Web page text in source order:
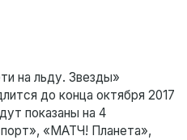
на льду. Звезды»
до конца октября 2017
показаны на 4
«МАТЧ! Планета»,